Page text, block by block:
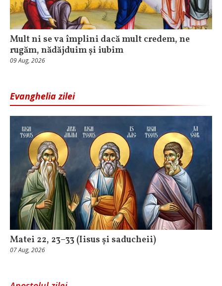
Mult ni se va împlini dacă mult credem, ne
rugăm, nădăjduim și iubim
09 Aug, 2026
Evanghelia zilei
Matei 22, 23–33 (Iisus și saducheii)
07 Aug, 2026